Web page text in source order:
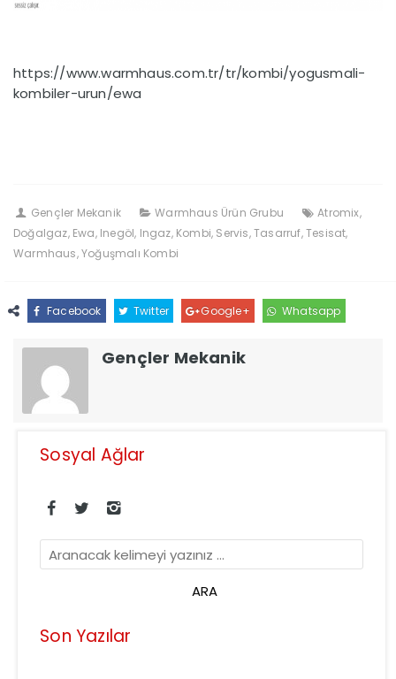
https://www.warmhaus.com.tr/tr/kombi/yogusmali-
kombiler-urun/ewa
Gençler Mekanik Warmhaus Ürün Grubu Atromix,
Doğalgaz, Ewa, Inegöl, Ingaz, Kombi, Servis,Tasarruf,Tesisat,
Warmhaus,Yoğuşmalı Kombi
Facebook Twitter Google+ Whatsapp
Gençler Mekanik
Sosyal Ağlar
Son Yazılar